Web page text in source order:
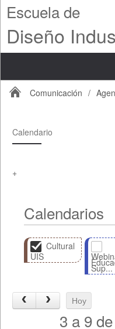
Escuela de
Diseño
Comunicación /
Calendario